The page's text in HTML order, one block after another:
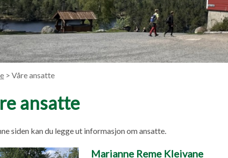
> Våre ansatte
ansatte
siden kan du legge ut informasjon om ansatte.
Marianne Reme Kleivane